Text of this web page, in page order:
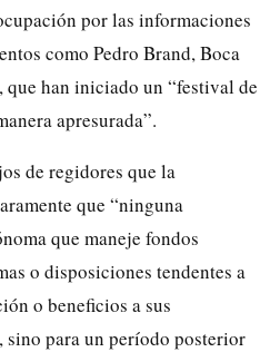
por las informaciones
como Pedro Brand, Boca
que han iniciado un “festival de
apresurada”.
de regidores que la
que “ninguna
que maneje fondos
o disposiciones tendentes a
o beneficios a sus
para un período posterior